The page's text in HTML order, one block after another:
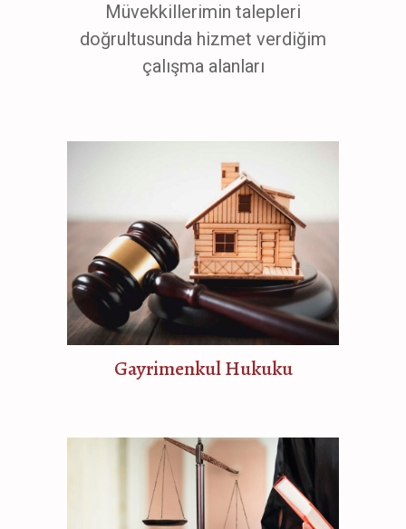
Müvekkillerimin talepleri
doğrultusunda hizmet verdiğim
çalışma alanları
Gayrimenkul Hukuku